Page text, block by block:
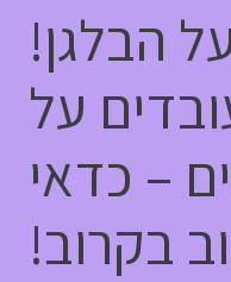
הבלגן!
על
– כדאי
בקרוב!